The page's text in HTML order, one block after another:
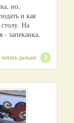
но,
и как
На
- запеканка,
читать дальше